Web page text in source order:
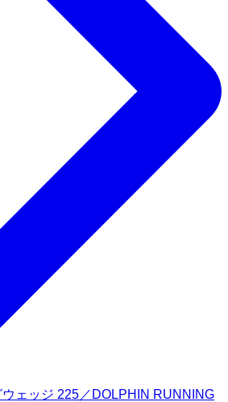
ウェッジ 225／DOLPHIN RUNNING